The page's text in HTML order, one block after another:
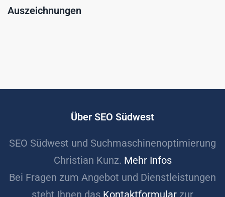
Auszeichnungen
Über SEO Südwest
SEO Südwest und Suchmaschinenoptimierung
Christian Kunz. Mehr Infos
Bei Fragen zum Angebot und Dienstleistungen